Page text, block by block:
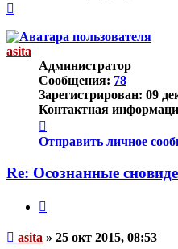
началу
asita
Администратор
Сообщения: 78
Зарегистрирован: 09
Контактная
информация
пользователя
Отправить личное
Re: Осознанные
Непрочитанное
asita » 25 окт 2015, 08:53